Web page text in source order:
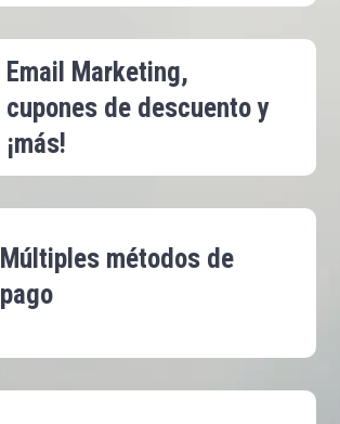
Email Marketing,
cupones de descuento y
¡más!
Múltiples métodos de
pago